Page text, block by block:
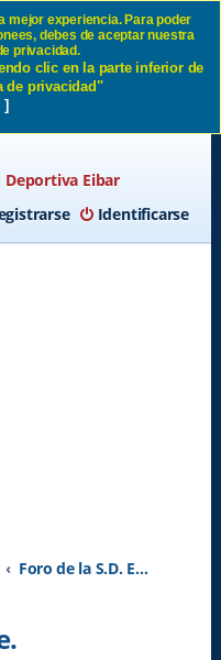
quiere. SD
Deportiva Eibar
Identificarse
Foro de la S.D. Eibar
mejor experiencia. Para poder
debes de aceptar nuestra
privacidad.
clic en la parte inferior de
de privacidad"
]